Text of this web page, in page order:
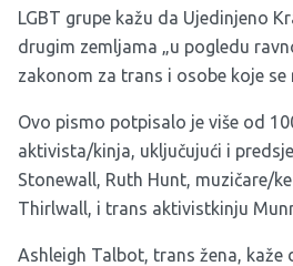
LGBT grupe kažu da Ujedinjeno
drugim zemljama „u pogledu
zakonom za trans i osobe koje se
Ovo pismo potpisalo je više od
aktivista/kinja, uključujući i
Stonewall, Ruth Hunt, muzičare/
Thirlwall, i trans aktivistkinju
Ashleigh Talbot, trans žena, kaže